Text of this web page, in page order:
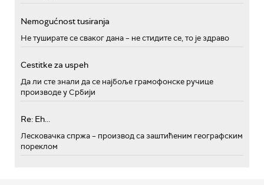
Nemogućnost tusiranja
Не туширате се сваког дана – не стидите се, то је здраво
Cestitke za uspeh
Да ли сте знали да се најбоље грамофонске ручице
производе у Србији
Re: Eh...
Лесковачка спржа – производ са заштићеним географским
пореклом